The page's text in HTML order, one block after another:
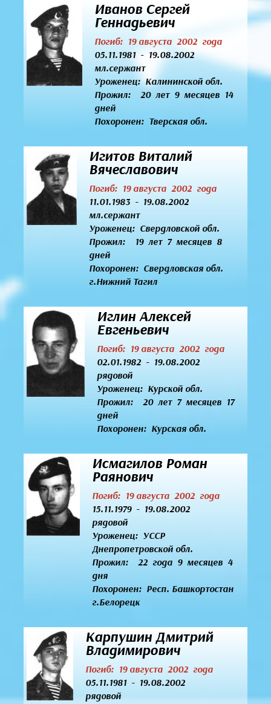
Иванов Сергей
Геннадьевич
Погиб: 19 августа 2002 года
05.11.1981 - 19.08.2002
мл.сержант
Уроженец:Калининской обл.
Прожил: 20 лет 9 месяцев 14
дней
Похоронен: Тверская обл.
Игитов Виталий
Вячеславович
Погиб: 19 августа 2002 года
11.01.1983 - 19.08.2002
мл.сержант
Уроженец: Свердловской обл.
Прожил: 19 лет 7 месяцев 8
дней
Похоронен: Свердловская обл.
г.Нижний Тагил
Иглин Алексей
Евгеньевич
Погиб: 19 августа 2002 года
02.01.1982 - 19.08.2002
рядовой
Уроженец:Курской обл.
Прожил: 20 лет 7 месяцев 17
дней
Похоронен: Курская обл.
Исмагилов Роман
Раянович
Погиб: 19 августа 2002 года
15.11.1979 - 19.08.2002
рядовой
Уроженец:УССР
Днепропетровской обл.
Прожил: 22 года 9 месяцев 4
дня
Похоронен: Респ. Башкортостан
г.Белорецк
Карпушин Дмитрий
Владимирович
Погиб: 19 августа 2002 года
05.11.1981 - 19.08.2002
рядовой